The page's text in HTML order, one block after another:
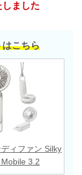
ました
こちら
ィファン Silky
3.2